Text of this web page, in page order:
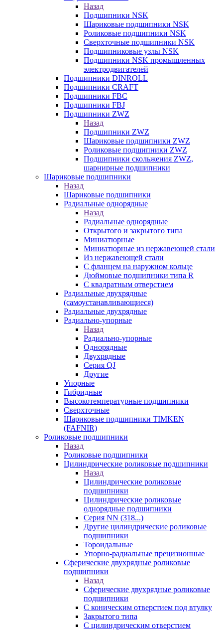
Назад
Подшипники NSK
Шариковые подшипники NSK
Роликовые подшипники NSK
Сверхточные подшипники NSK
Подшипниковые узлы NSK
Подшипники NSK промышленных
электродвигателей
Подшипники DINROLL
Подшипники CRAFT
Подшипники FBC
Подшипники FBJ
Подшипники ZWZ
Назад
Подшипники ZWZ
Шариковые подшипники ZWZ
Роликовые подшипники ZWZ
Подшипники скольжения ZWZ,
шарнирные подшипники
Шариковые подшипники
Назад
Шариковые подшипники
Радиальные однорядные
Назад
Радиальные однорядные
Открытого и закрытого типа
Миниатюрные
Миниатюрные из нержавеющей стали
Из нержавеющей стали
С фланцем на наружном кольце
Дюймовые подшипники типа R
С квадратным отверстием
Радиальные двухрядные
(самоустанавливающиеся)
Радиальные двухрядные
Радиально-упорные
Назад
Радиально-упорные
Однорядные
Двухрядные
Серия QJ
Другие
Упорные
Гибридные
Высокотемпературные подшипники
Сверхточные
Шариковые подшипники TIMKEN
(FAFNIR)
Роликовые подшипники
Назад
Роликовые подшипники
Цилиндрические роликовые подшипники
Назад
Цилиндрические роликовые
подшипники
Цилиндрические роликовые
однорядные подшипники
Серия NN (318...)
Другие цилиндрические роликовые
подшипники
Тороидальные
Упорно-радиальные прецизионные
Сферические двухрядные роликовые
подшипники
Назад
Сферические двухрядные роликовые
подшипники
С коническим отверстием под втулку
Закрытого типа
С цилиндрическим отверстием